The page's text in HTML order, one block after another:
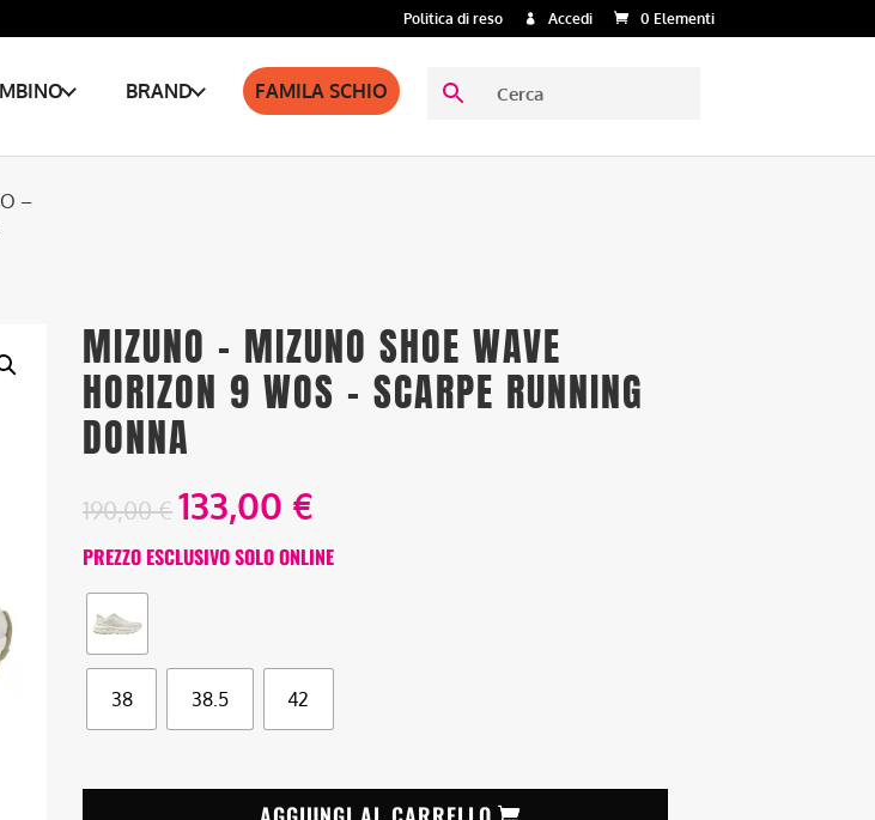
Politica di reso Accedi 0 Elementi
BRAND FAMILA SCHIO
–
MIZUNO – MIZUNO SHOE WAVE
HORIZON 9 WOS – SCARPE RUNNING
DONNA
190,00€133,00 €
PREZZO ESCLUSIVO SOLO ONLINE
38 38.5 42